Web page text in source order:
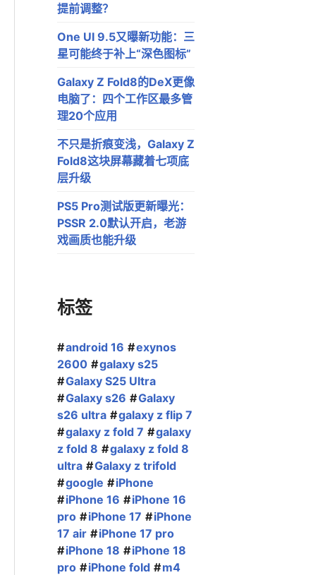
提前调整？
One UI 9.5又曝新功能：三
星可能终于补上“深色图标”
Galaxy Z Fold8的DeX更像
电脑了：四个工作区最多管
理20个应用
不只是折痕变浅，Galaxy Z
Fold8这块屏幕藏着七项底
层升级
PS5 Pro测试版更新曝光：
PSSR 2.0默认开启，老游
戏画质也能升级
标签
android 16
exynos
2600
galaxy s25
Galaxy S25 Ultra
Galaxy s26
Galaxy
s26 ultra
galaxy z flip 7
galaxy z fold 7
galaxy
z fold 8
galaxy z fold 8
ultra
Galaxy z trifold
google
iPhone
iPhone 16
iPhone 16
pro
iPhone 17
iPhone
17 air
iPhone 17 pro
iPhone 18
iPhone 18
pro
iPhone fold
m4